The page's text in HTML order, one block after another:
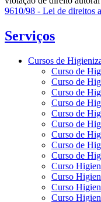
9610/98 - Lei de direitos
Serviços
Cursos de
Curso de
Curso de
Curso de
Curso de
Curso de
Curso de
Curso de
Curso de
Curso de
Curso
Curso
Curso
Curso